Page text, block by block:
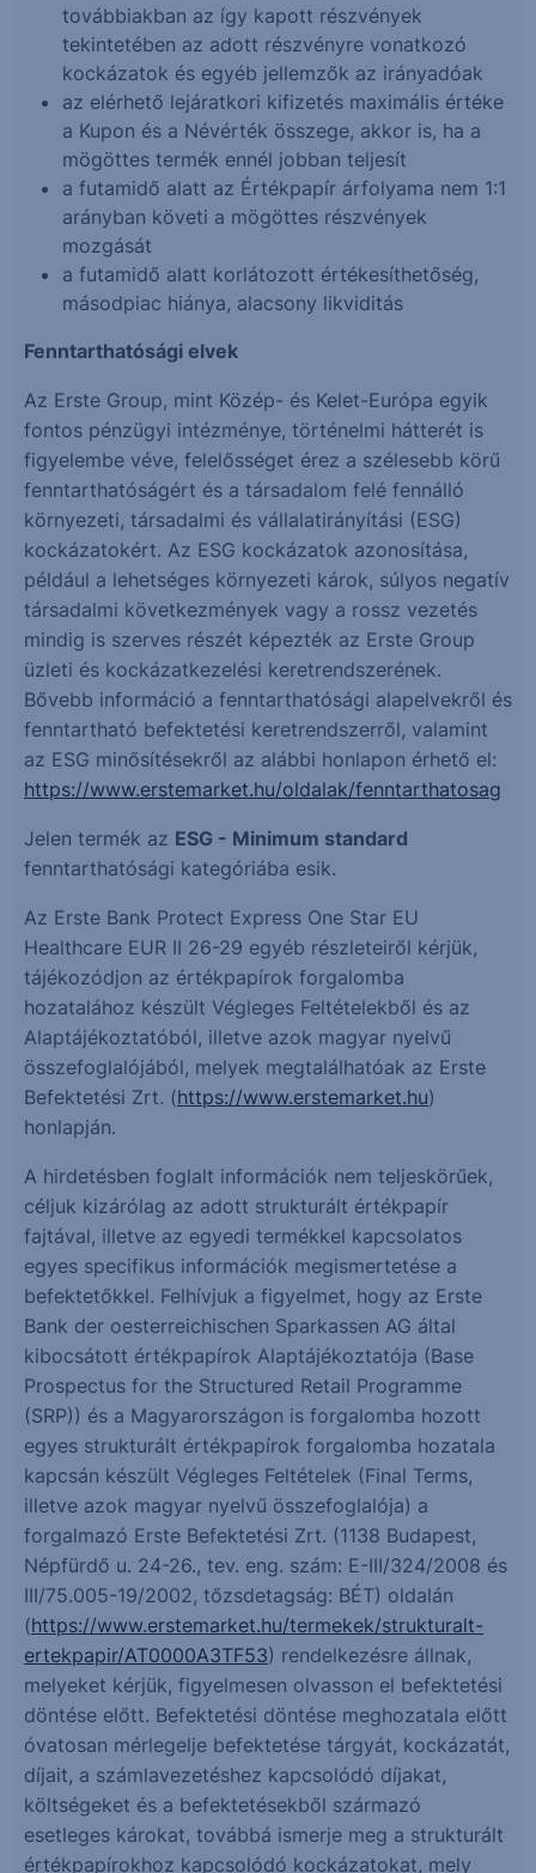
továbbiakban az így kapott részvények
tekintetében az adott részvényre vonatkozó
kockázatok és egyéb jellemzők az irányadóak
az elérhető lejáratkori kifizetés maximális értéke
a Kupon és a Névérték összege, akkor is, ha a
mögöttes termék ennél jobban teljesít
a futamidő alatt az Értékpapír árfolyama nem 1:1
arányban követi a mögöttes részvények
mozgását
a futamidő alatt korlátozott értékesíthetőség,
másodpiac hiánya, alacsony likviditás
Fenntarthatósági elvek
Az Erste Group, mint Közép- és Kelet-Európa egyik
fontos pénzügyi intézménye, történelmi hátterét is
figyelembe véve, felelősséget érez a szélesebb körű
fenntarthatóságért és a társadalom felé fennálló
környezeti, társadalmi és vállalatirányítási (ESG)
kockázatokért. Az ESG kockázatok azonosítása,
például a lehetséges környezeti károk, súlyos negatív
társadalmi következmények vagy a rossz vezetés
mindig is szerves részét képezték az Erste Group
üzleti és kockázatkezelési keretrendszerének.
Bővebb információ a fenntarthatósági alapelvekről és
fenntartható befektetési keretrendszerről, valamint
az ESG minősítésekről az alábbi honlapon érhető el:
https://www.erstemarket.hu/oldalak/fenntarthatosag
Jelen termék az ESG - Minimum standard
fenntarthatósági kategóriába esik.
Az Erste Bank Protect Express One Star EU
Healthcare EUR II 26-29 egyéb részleteiről kérjük,
tájékozódjon az értékpapírok forgalomba
hozatalához készült Végleges Feltételekből és az
Alaptájékoztatóból, illetve azok magyar nyelvű
összefoglalójából, melyek megtalálhatóak az Erste
Befektetési Zrt. (https://www.erstemarket.hu)
honlapján.
A hirdetésben foglalt információk nem teljeskörűek,
céljuk kizárólag az adott strukturált értékpapír
fajtával, illetve az egyedi termékkel kapcsolatos
egyes specifikus információk megismertetése a
befektetőkkel. Felhívjuk a figyelmet, hogy az Erste
Bank der oesterreichischen Sparkassen AG által
kibocsátott értékpapírok Alaptájékoztatója (Base
Prospectus for the Structured Retail Programme
(SRP)) és a Magyarországon is forgalomba hozott
egyes strukturált értékpapírok forgalomba hozatala
kapcsán készült Végleges Feltételek (Final Terms,
illetve azok magyar nyelvű összefoglalója) a
forgalmazó Erste Befektetési Zrt. (1138 Budapest,
Népfürdő u. 24-26., tev. eng. szám: E-III/324/2008 és
III/75.005-19/2002, tőzsdetagság: BÉT) oldalán
(https://www.erstemarket.hu/termekek/strukturalt-
ertekpapir/AT0000A3TF53) rendelkezésre állnak,
melyeket kérjük, figyelmesen olvasson el befektetési
döntése előtt. Befektetési döntése meghozatala előtt
óvatosan mérlegelje befektetése tárgyát, kockázatát,
díjait, a számlavezetéshez kapcsolódó díjakat,
költségeket és a befektetésekből származó
esetleges károkat, továbbá ismerje meg a strukturált
értékpapírokhoz kapcsolódó kockázatokat, mely